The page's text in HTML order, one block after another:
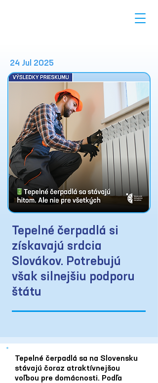
24 Jul 2025
Tepelné čerpadlá si
získavajú srdcia
Slovákov. Potrebujú
však silnejšiu podporu
štátu
Tepelné čerpadlá sa na Slovensku
stávajú čoraz atraktívnejšou
voľbou pre domácnosti. Podľa